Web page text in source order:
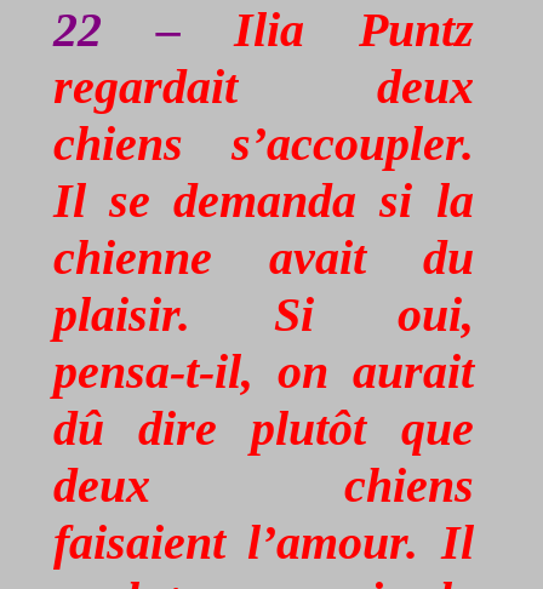
22 –Ilia Puntz
regardait deux
chiens s’accoupler.
Il se demanda si la
chienne avait du
plaisir. Si oui,
pensa-t-il, on aurait
dû dire plutôt que
deux chiens
faisaient l’amour. Il